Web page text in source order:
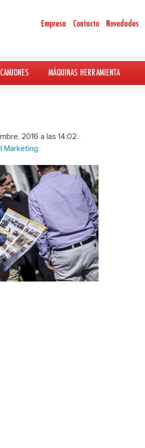
Empresa Contacto Novedades
MÁQUINAS HERRAMIENTA
2016 a las 14:02.
Marketing